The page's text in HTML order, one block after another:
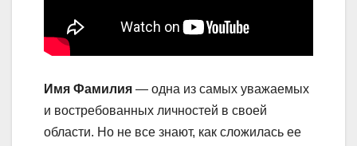
Имя Фамилия — одна из самых уважаемых
и востребованных личностей в своей
области. Но не все знают, как сложилась ее